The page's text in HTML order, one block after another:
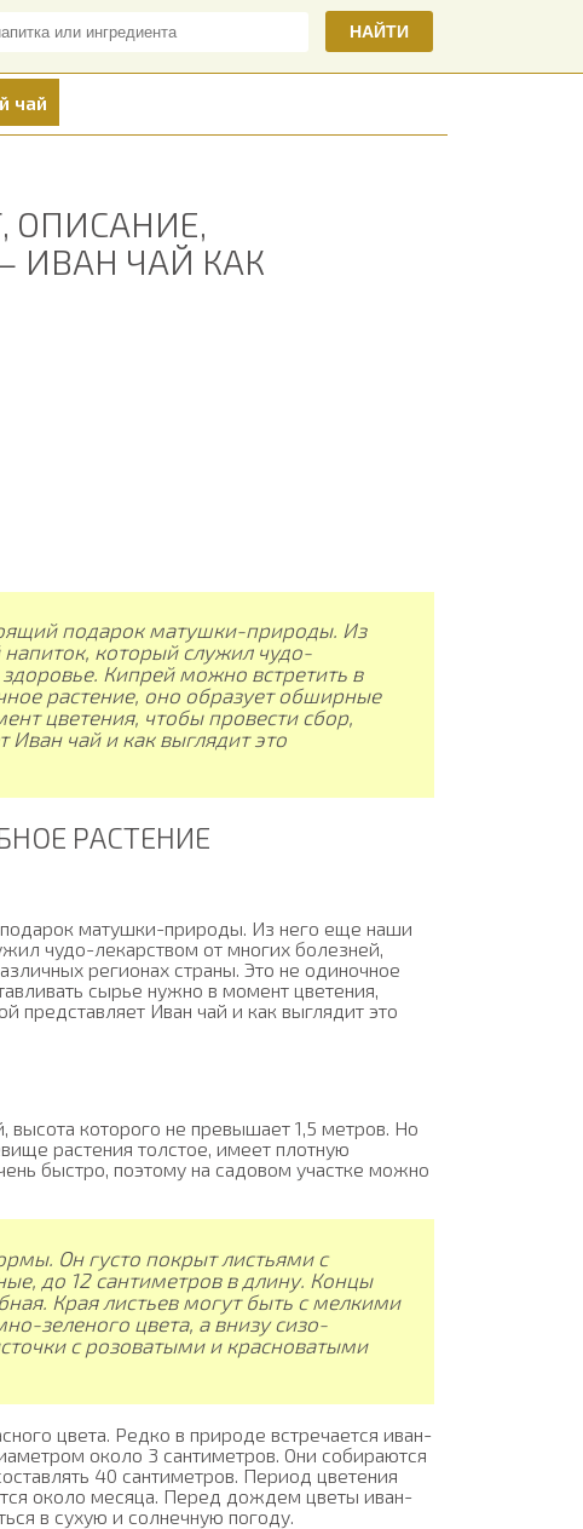
НАЙТИ
чай
ОПИСАНИЕ,
ИВАН ЧАЙ КАК
подарок матушки-природы. Из
который служил чудо-
Кипрей можно встретить в
растение, оно образует обширные
цветения, чтобы провести сбор,
Иван чай и как выглядит это
РАСТЕНИЕ
матушки-природы. Из него еще наши
чудо-лекарством от многих болезней,
регионах страны. Это не одиночное
сырье нужно в момент цветения,
представляет Иван чай и как выглядит это
которого не превышает 1,5 метров. Но
растения толстое, имеет плотную
быстро, поэтому на садовом участке можно
Он густо покрыт листьями с
до 12 сантиметров в длину. Концы
Края листьев могут быть с мелкими
зеленого цвета, а внизу сизо-
с розоватыми и красноватыми
цвета. Редко в природе встречается иван-
около 3 сантиметров. Они собираются
40 сантиметров. Период цветения
около месяца. Перед дождем цветы иван-
в сухую и солнечную погоду.